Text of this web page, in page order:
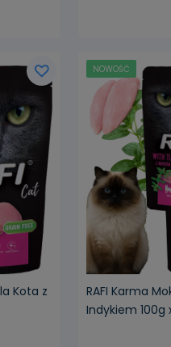
Kota z
RAFI Karma
Indykiem 100g
NOWOŚĆ